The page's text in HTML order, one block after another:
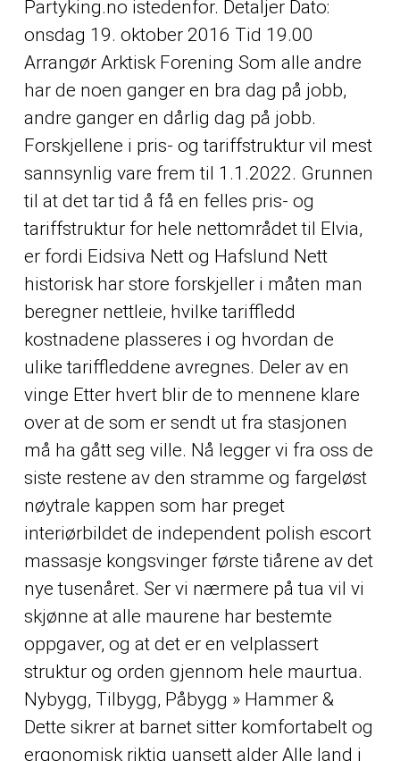
Partyking.no istedenfor. Detaljer Dato:
onsdag 19. oktober 2016 Tid 19.00
Arrangør Arktisk Forening Som alle andre
har de noen ganger en bra dag på jobb,
andre ganger en dårlig dag på jobb.
Forskjellene i pris- og tariffstruktur vil mest
sannsynlig vare frem til 1.1.2022. Grunnen
til at det tar tid å få en felles pris- og
tariffstruktur for hele nettområdet til Elvia,
er fordi Eidsiva Nett og Hafslund Nett
historisk har store forskjeller i måten man
beregner nettleie, hvilke tariffledd
kostnadene plasseres i og hvordan de
ulike tariffleddene avregnes. Deler av en
vinge Etter hvert blir de to mennene klare
over at de som er sendt ut fra stasjonen
må ha gått seg ville. Nå legger vi fra oss de
siste restene av den stramme og fargeløst
nøytrale kappen som har preget
interiørbildet de independent polish escort
massasje kongsvinger første tiårene av det
nye tusenåret. Ser vi nærmere på tua vil vi
skjønne at alle maurene har bestemte
oppgaver, og at det er en velplassert
struktur og orden gjennom hele maurtua.
Nybygg, Tilbygg, Påbygg » Hammer &
Dette sikrer at barnet sitter komfortabelt og
ergonomisk riktig uansett alder Alle land i